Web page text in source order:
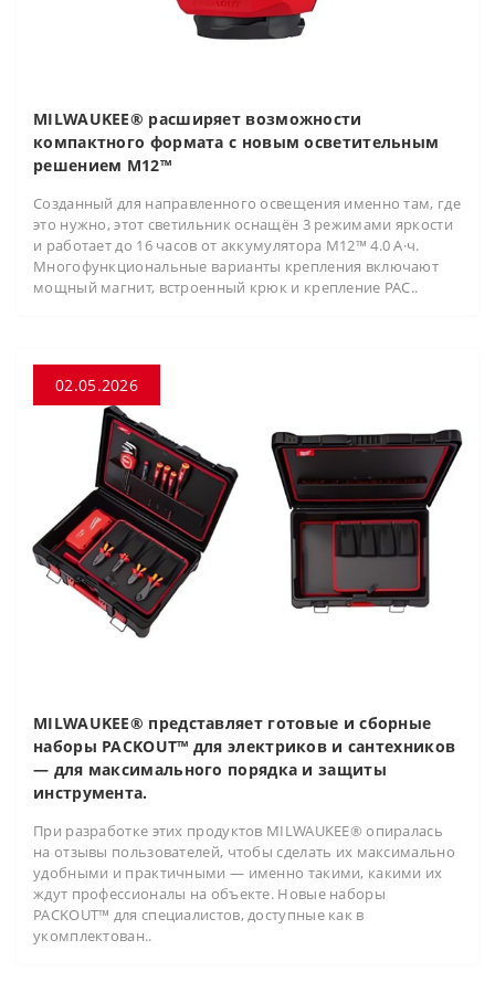
MILWAUKEE® расширяет возможности
компактного формата с новым осветительным
решением M12™
Созданный для направленного освещения именно там, где
это нужно, этот светильник оснащён 3 режимами яркости
и работает до 16 часов от аккумулятора M12™ 4.0 А·ч.
Многофункциональные варианты крепления включают
мощный магнит, встроенный крюк и крепление PAC..
02.05.2026
MILWAUKEE® представляет готовые и сборные
наборы PACKOUT™ для электриков и сантехников
— для максимального порядка и защиты
инструмента.
При разработке этих продуктов MILWAUKEE® опиралась
на отзывы пользователей, чтобы сделать их максимально
удобными и практичными — именно такими, какими их
ждут профессионалы на объекте. Новые наборы
PACKOUT™ для специалистов, доступные как в
укомплектован..